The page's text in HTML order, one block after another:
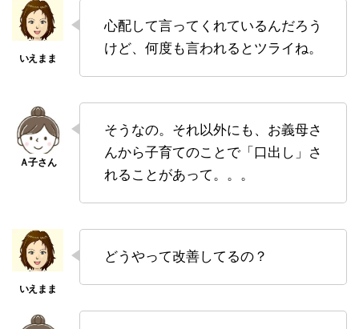
心配して言ってくれているんだろう
けど、何度も言われるとツライね。
そうなの。それ以外にも、お義母さ
んから子育てのことで「口出し」さ
れることがあって。。。
どうやって改善してるの？